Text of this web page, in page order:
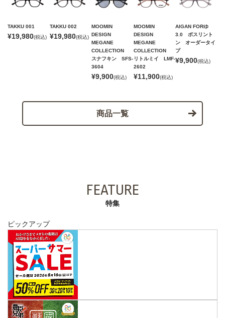
TAKKU 001
¥19,980(税込)
TAKKU 002
¥19,980(税込)
MOOMIN
DESIGN
MEGANE
COLLECTION
スナフキン SFS-
3604
¥9,900(税込)
MOOMIN
DESIGN
MEGANE
COLLECTION
リトルミイ LMF-
2602
¥11,900(税込)
AIGAN FORゆ
3.0 ボスリント
ン オーダータイ
プ
¥9,900(税込)
商品一覧
FEATURE
特集
ピックアップ